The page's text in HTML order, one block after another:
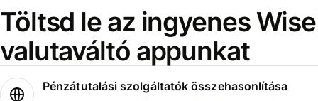
Töltsd le az ingyenes Wise
valutaváltó appunkat
Pénzátutalási szolgáltatók összehasonlítása